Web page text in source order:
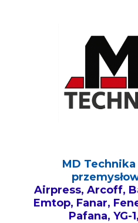
MD Technika
Airpress, Arcoff,
Emtop, Fanar,
Pafana, YG-